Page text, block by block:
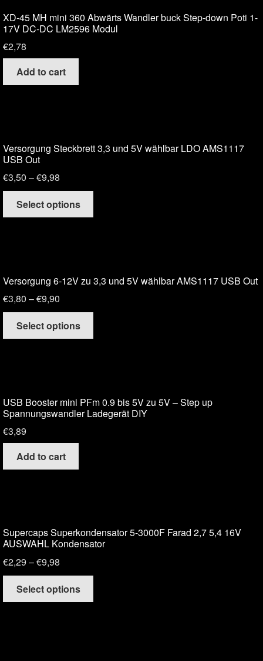
XD-45 MH mini 360 Abwärts Wandler buck Step-down Poti 1-
17V DC-DC LM2596 Modul
€2,78
Add to cart
Versorgung Steckbrett 3,3 und 5V wählbar LDO AMS1117
USB Out
€3,50 –€9,98
Select options
Versorgung 6-12V zu 3,3 und 5V wählbar AMS1117 USB Out
€3,80 –€9,90
Select options
USB Booster mini PFm 0.9 bis 5V zu 5V – Step up
Spannungswandler Ladegerät DIY
€3,89
Add to cart
Supercaps Superkondensator 5-3000F Farad 2,7 5,4 16V
AUSWAHL Kondensator
€2,29 –€9,98
Select options